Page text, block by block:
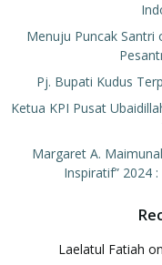
Menuju Puncak Santri
Pj. Bupati Kudus
Ketua KPI Pusat
Margaret A.
Inspiratif” 2024
Laelatul Fatiah on